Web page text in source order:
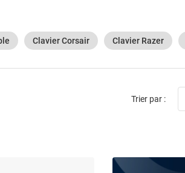
Clavier Corsair Clavier Razer
Trier par :